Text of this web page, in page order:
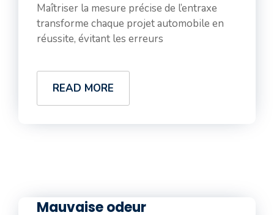
Maîtriser la mesure précise de l’entraxe
transforme chaque projet automobile en
réussite, évitant les erreurs
READ MORE
Mauvaise odeur